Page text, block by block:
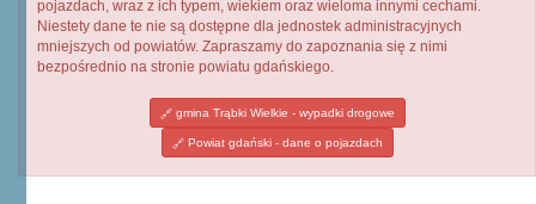
pojazdach, wraz z ich typem, wiekiem oraz wieloma innymi cechami.
Niestety dane te nie są dostępne dla jednostek administracyjnych
mniejszych od powiatów. Zapraszamy do zapoznania się z nimi
bezpośrednio na stronie powiatu gdańskiego.
gmina Trąbki Wielkie - wypadki drogowe
Powiat gdański - dane o pojazdach